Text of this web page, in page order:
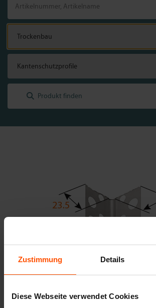
Zustimmung Details
Diese Webseite verwendet Cookies